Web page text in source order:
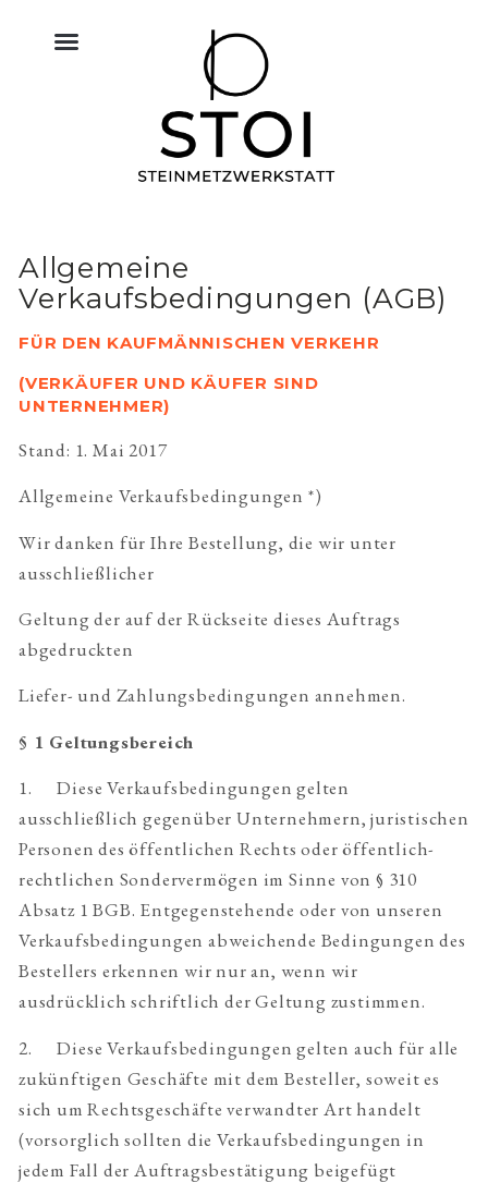
Allgemeine
Verkaufsbedingungen (AGB)
FÜR DEN KAUFMÄNNISCHEN VERKEHR
(VERKÄUFER UND KÄUFER SIND
UNTERNEHMER)
Stand: 1. Mai 2017
Allgemeine Verkaufsbedingungen *)
Wir danken für Ihre Bestellung, die wir unter
ausschließlicher
Geltung der auf der Rückseite dieses Auftrags
abgedruckten
Liefer- und Zahlungsbedingungen annehmen.
§ 1 Geltungsbereich
1. Diese Verkaufsbedingungen gelten
ausschließlich gegenüber Unternehmern, juristischen
Personen des öffentlichen Rechts oder öffentlich-
rechtlichen Sondervermögen im Sinne von § 310
Absatz 1 BGB. Entgegenstehende oder von unseren
Verkaufsbedingungen abweichende Bedingungen des
Bestellers erkennen wir nur an, wenn wir
ausdrücklich schriftlich der Geltung zustimmen.
2. Diese Verkaufsbedingungen gelten auch für alle
zukünftigen Geschäfte mit dem Besteller, soweit es
sich um Rechtsgeschäfte verwandter Art handelt
(vorsorglich sollten die Verkaufsbedingungen in
jedem Fall der Auftragsbestätigung beigefügt